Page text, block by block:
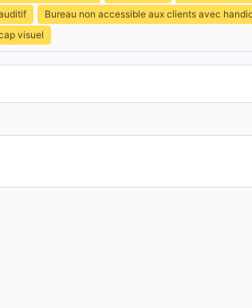
Bureau non accessible aux clients avec
visuel